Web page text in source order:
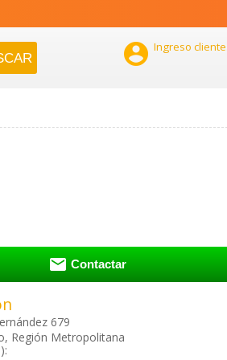
 Ingreso
 Contactar
679
Región Metropolitana